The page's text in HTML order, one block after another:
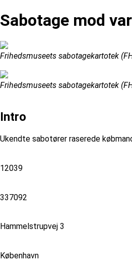
Sabotage mod
Frihedsmuseets sabotagekartotek
Frihedsmuseets sabotagekartotek
Intro
Ukendte sabotører raserede
12039
337092
Hammelstrupvej 3
København